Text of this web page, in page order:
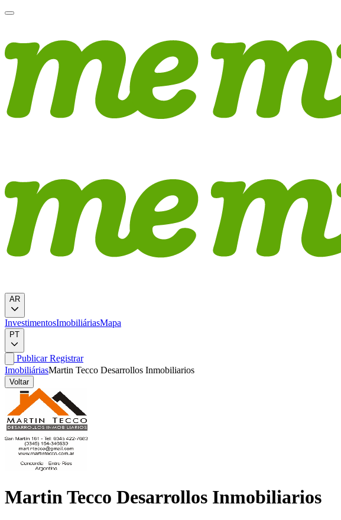
AR
InvestimentosImobiliáriasMapa
PT
PublicarRegistrar
ImobiliáriasMartin Tecco Desarrollos Inmobiliarios
Voltar
Martin Tecco Desarrollos Inmobiliarios